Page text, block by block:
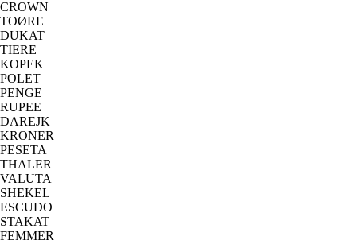
CROWN
TOØRE
DUKAT
TIERE
KOPEK
POLET
PENGE
RUPEE
DAREJK
KRONER
PESETA
THALER
VALUTA
SHEKEL
ESCUDO
STAKAT
FEMMER